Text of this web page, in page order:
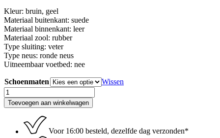
Kleur: bruin, geel
Materiaal buitenkant: suede
Materiaal binnenkant: leer
Materiaal zool: rubber
Type sluiting: veter
Type neus: ronde neus
Uitneembaar voetbed: nee
Schoenmaten
Wissen
MARIPE
RUNAWAY
aantal
Toevoegen aan winkelwagen
Voor 16:00 besteld, dezelfde dag verzonden*